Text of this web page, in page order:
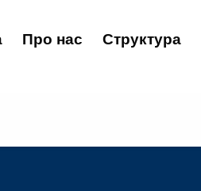
Про нас Структура